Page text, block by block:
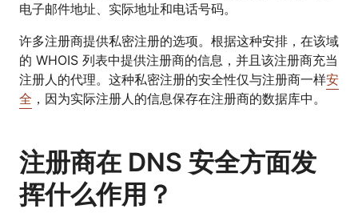
电子邮件地址、实际地址和电话号码。
许多注册商提供私密注册的选项。根据这种安排，在该域
的 WHOIS 列表中提供注册商的信息，并且该注册商充当
注册人的代理。这种私密注册的安全性仅与注册商一样安
全 ，因为实际注册人的信息保存在注册商的数据库中。
注册商在 DNS 安全方面发
挥什么作用？